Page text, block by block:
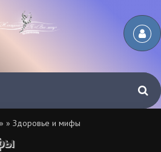
» » Здоровье и мифы